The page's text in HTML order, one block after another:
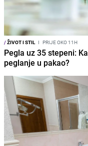
/ŽIVOT I STIL I PRIJE OKO 11H
Pegla uz 35 stepeni:
peglanje u pakao?